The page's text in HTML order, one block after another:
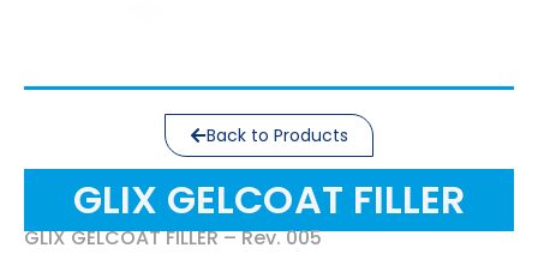
Back to Products
GLIX GELCOAT FILLER
GLIX GELCOAT FILLER – Rev. 005